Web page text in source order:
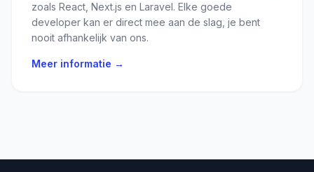
zoals React, Next.js en Laravel. Elke goede
developer kan er direct mee aan de slag, je bent
nooit afhankelijk van ons.
Meer informatie →